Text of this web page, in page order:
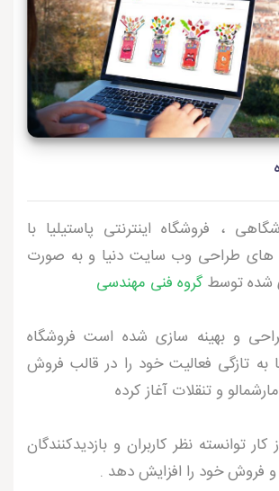
، فروشگاه اینترنتی پاستیلیا با
های طراحی وب سایت دنیا و به صورت
شده توسط گروه فنی مهندسی
و بهینه سازی شده است فروشگاه
به تازگی فعالیت خود را در قالب فروش
و تنقلات آغاز کرده
توانسته نظر کاربران و بازدیدکنندگان
فروش خود را افزایش دهد .